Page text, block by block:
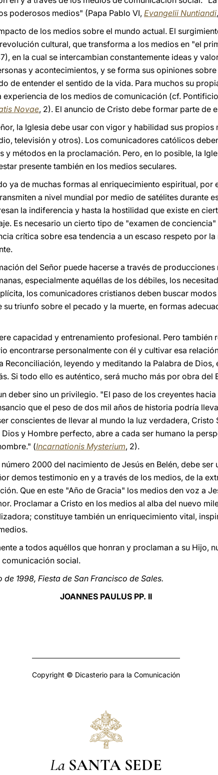
poderosos medios" (Papa Pablo VI, Evangelii Nuntiandi
de los medios sobre el mundo actual. El
cultural, que transforma a los medios en "el
en la cual se intercambian constantemente ideas y
y acontecimientos, y se forma sus opiniones
de entender el sentido de la vida. Para muchos su
de los medios de comunicación (cf.
Novae, 2). El anuncio de Cristo debe formar parte de
la Iglesia debe usar con vigor y habilidad sus
televisión y otros). Los comunicadores católicos
y métodos en la proclamación. Pero, en lo posible, la
presente también en los medios seculares.
ya de muchas formas al enriquecimiento espiritual, por
a nivel mundial por medio de satélites durante
la indiferencia y hasta la hostilidad que existe en
Es necesario un cierto tipo de "examen de
crítica sobre esa tendencia a un escaso respeto por
del Señor puede hacerse a través de
especialmente aquéllas de los débiles, los
los comunicadores cristianos deben buscar
triunfo sobre el pecado y la muerte, en formas
capacidad y entrenamiento profesional. Pero también
encontrarse personalmente con él y cultivar esa
Reconciliación, leyendo y meditando la Palabra de
Si todo ello es auténtico, será mucho más por obra del
deber sino un privilegio. "El paso de los creyentes
que el peso de dos mil años de historia podría
conscientes de llevar al mundo la luz verdadera, Cristo
y Hombre perfecto, abre a cada ser humano la
(Incarnationis Mysterium, 2).
2000 del nacimiento de Jesús en Belén, debe
demos testimonio en y a través de los medios, de la
Que en este "Año de Gracia" los medios den voz a
Proclamar a Cristo en los medios al alba del nuevo
constituye también un enriquecimiento vital,
a todos aquéllos que honran y proclaman a su Hijo,
social.
1998, Fiesta de San Francisco de Sales.
JOANNES PAULUS PP. II
Copyright © Dicasterio para la Comunicación
La SANTA SEDE